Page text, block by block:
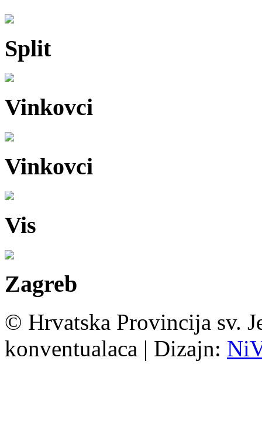
Split
Vinkovci
Vinkovci
Vis
Zagreb
© Hrvatska Provincija sv.
konventualaca | Dizajn: